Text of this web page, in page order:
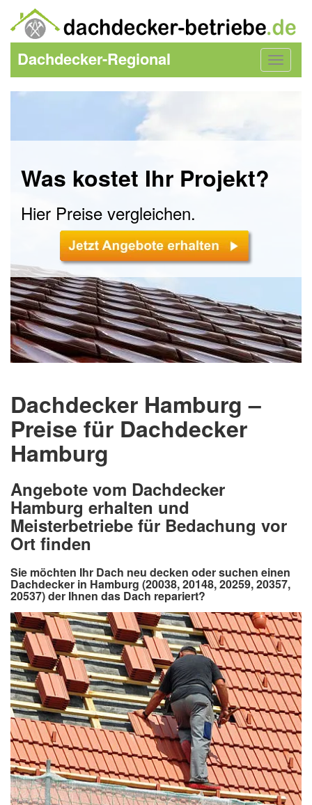
Toggle
Dachdecker-Regional
Was kostet Ihr Projekt?
Hier Preise vergleichen.
Dachdecker Hamburg –
Preise für Dachdecker
Hamburg
Angebote vom Dachdecker
Hamburg erhalten und
Meisterbetriebe für Bedachung vor
Ort finden
Sie möchten Ihr Dach neu decken oder suchen einen
Dachdecker in Hamburg (20038, 20148, 20259, 20357,
20537) der Ihnen das Dach repariert?